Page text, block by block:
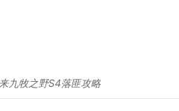
九牧之野S4落匪攻略